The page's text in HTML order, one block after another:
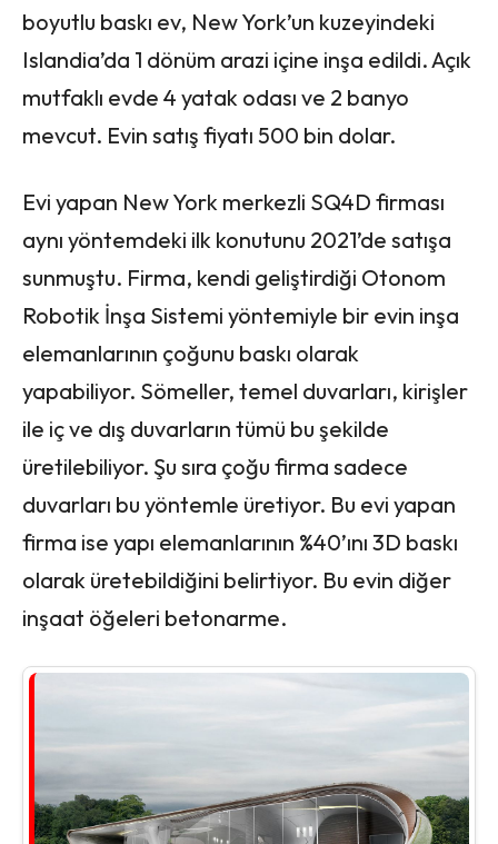
boyutlu baskı ev, New York’un kuzeyindeki
Islandia’da 1 dönüm arazi içine inşa edildi. Açık
mutfaklı evde 4 yatak odası ve 2 banyo
mevcut. Evin satış fiyatı 500 bin dolar.
Evi yapan New York merkezli SQ4D firması
aynı yöntemdeki ilk konutunu 2021’de satışa
sunmuştu. Firma, kendi geliştirdiği Otonom
Robotik İnşa Sistemi yöntemiyle bir evin inşa
elemanlarının çoğunu baskı olarak
yapabiliyor. Sömeller, temel duvarları, kirişler
ile iç ve dış duvarların tümü bu şekilde
üretilebiliyor. Şu sıra çoğu firma sadece
duvarları bu yöntemle üretiyor. Bu evi yapan
firma ise yapı elemanlarının %40’ını 3D baskı
olarak üretebildiğini belirtiyor. Bu evin diğer
inşaat öğeleri betonarme.